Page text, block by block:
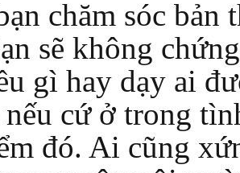
chăm sóc bản
sẽ không
gì hay dạy ai
nếu cứ ở trong
đó. Ai cũng